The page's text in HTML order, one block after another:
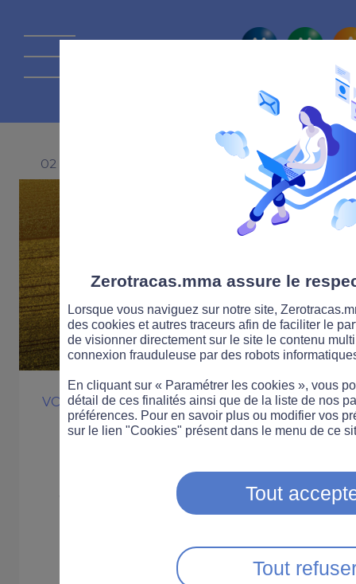
La route
02 NOVEMBRE 2021
VOITURE INNOVATION
Des dispositifs
sonores pour
collisions
Zerotracas.mma assure le
Lorsque vous naviguez sur notre site,
des cookies et autres traceurs afin de faciliter le
de visionner directement sur le site le contenu
connexion frauduleuse par des robots
En cliquant sur « Paramétrer les cookies », vous
détail de ces finalités ainsi que de la liste de nos
préférences. Pour en savoir plus ou modifier vos
sur le lien "Cookies" présent dans le menu de ce
Tout
Tout